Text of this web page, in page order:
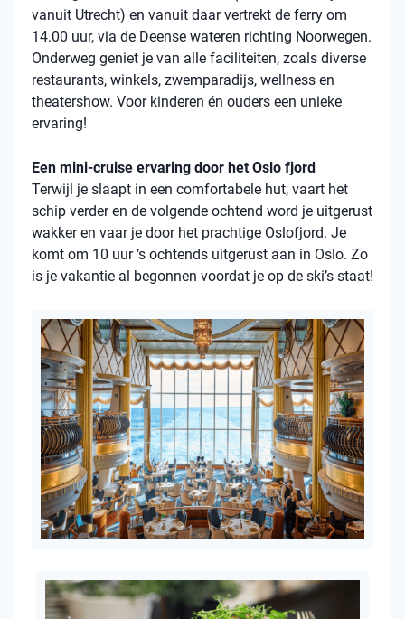
vanuit Utrecht) en vanuit daar vertrekt de ferry om
14.00 uur, via de Deense wateren richting Noorwegen.
Onderweg geniet je van alle faciliteiten, zoals diverse
restaurants, winkels, zwemparadijs, wellness en
theatershow. Voor kinderen én ouders een unieke
ervaring!
Een mini-cruise ervaring door het Oslo fjord
Terwijl je slaapt in een comfortabele hut, vaart het
schip verder en de volgende ochtend word je uitgerust
wakker en vaar je door het prachtige Oslofjord. Je
komt om 10 uur ’s ochtends uitgerust aan in Oslo. Zo
is je vakantie al begonnen voordat je op de ski’s staat!